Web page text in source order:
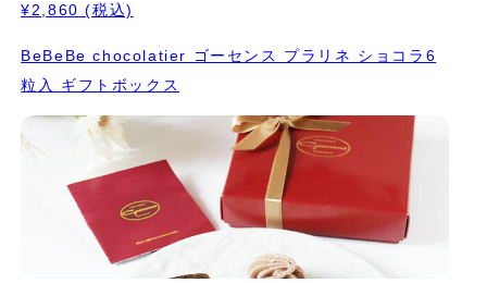
¥2,860 (税込)
BeBeBe chocolatier ゴーセンス プラリネ ショコラ6
粒入 ギフトボックス